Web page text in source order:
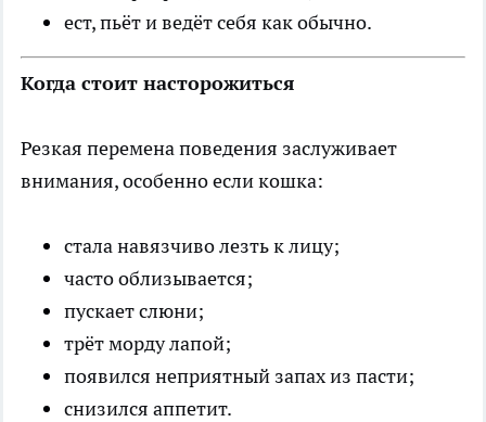
ест, пьёт и ведёт себя как обычно.
Когда стоит насторожиться
Резкая перемена поведения заслуживает
внимания, особенно если кошка:
стала навязчиво лезть к лицу;
часто облизывается;
пускает слюни;
трёт морду лапой;
появился неприятный запах из пасти;
снизился аппетит.